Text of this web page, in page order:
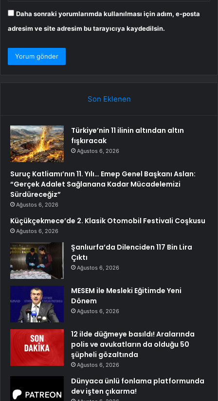
Daha sonraki yorumlarımda kullanılması için adım, e-posta
adresim ve site adresim bu tarayıcıya kaydedilsin.
Son Eklenen
Türkiye’nin 11 ilinin altından altın
fışkıracak
Ağustos 6, 2026
Suruç Katliamı’nın 11. Yılı… Emep Genel Başkanı Aslan:
“Gerçek Adalet Sağlanana Kadar Mücadelemizi
Sürdüreceğiz”
Ağustos 6, 2026
Küçükçekmece’de 2. Klasik Otomobil Festivali Coşkusu
Ağustos 6, 2026
Şanlıurfa’da Dilenciden 117 Bin Lira
Çıktı
Ağustos 6, 2026
MESEM ile Mesleki Eğitimde Yeni
Dönem
Ağustos 6, 2026
12 ilde düğmeye basıldı! Aralarında
polis ve avukatların da olduğu 50
şüpheli gözaltında
Ağustos 6, 2026
Dünyaca ünlü fonlama platformunda
dev işten çıkarma!